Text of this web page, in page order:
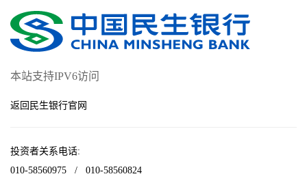
本站支持IPV6访问
返回民生银行官网
投资者关系电话:
010-58560975
/ 010-58560824